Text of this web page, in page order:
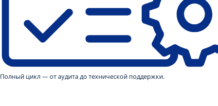
Полный цикл — от аудита до технической поддержки.